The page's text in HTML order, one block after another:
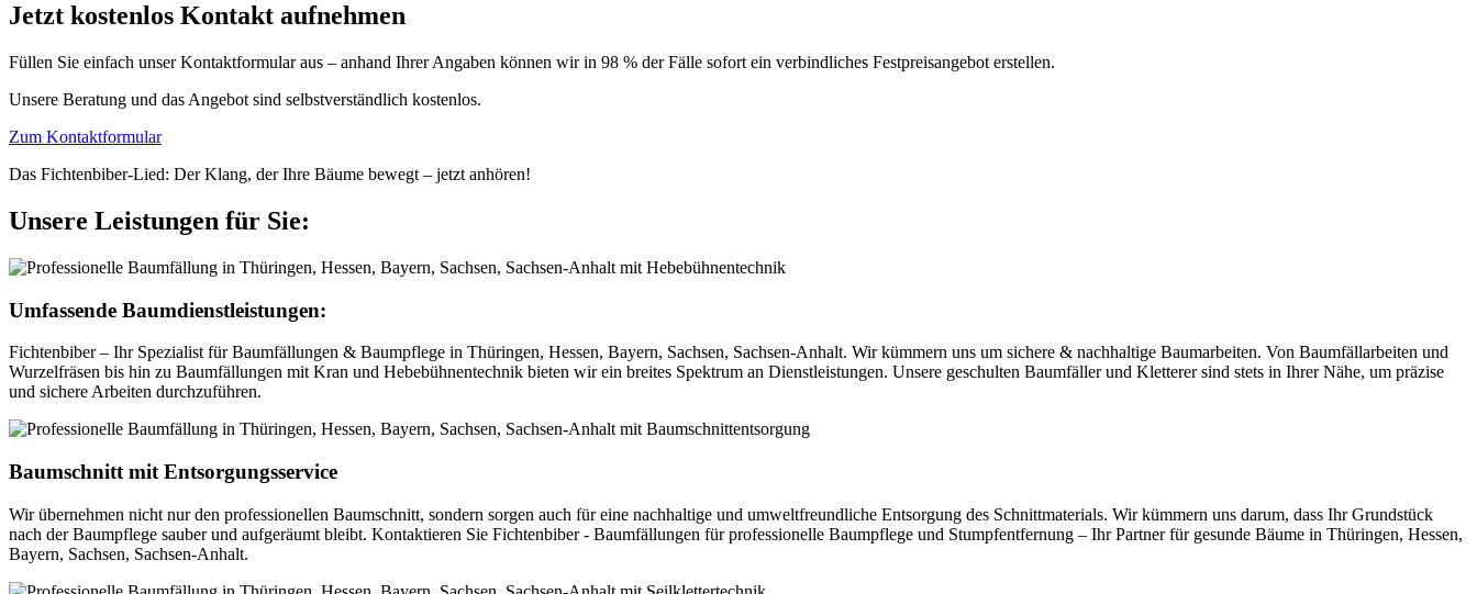
Jetzt kostenlos Kontakt aufnehmen
Füllen Sie einfach unser Kontaktformular aus – anhand Ihrer Angaben können wir in 98 % der Fälle sofort ein verbindliches Festpreisangebot erstellen.
Unsere Beratung und das Angebot sind selbstverständlich kostenlos.
Zum Kontaktformular
Das Fichtenbiber-Lied: Der Klang, der Ihre Bäume bewegt – jetzt anhören!
Unsere Leistungen für Sie:
Umfassende Baumdienstleistungen:
Fichtenbiber – Ihr Spezialist für Baumfällungen & Baumpflege in Thüringen, Hessen, Bayern, Sachsen, Sachsen-Anhalt. Wir kümmern uns um sichere & nachhaltige Baumarbeiten. Von Baumfällarbeiten und
Wurzelfräsen bis hin zu Baumfällungen mit Kran und Hebebühnentechnik bieten wir ein breites Spektrum an Dienstleistungen. Unsere geschulten Baumfäller und Kletterer sind stets in Ihrer Nähe, um präzise
und sichere Arbeiten durchzuführen.
Baumschnitt mit Entsorgungsservice
Wir übernehmen nicht nur den professionellen Baumschnitt, sondern sorgen auch für eine nachhaltige und umweltfreundliche Entsorgung des Schnittmaterials. Wir kümmern uns darum, dass Ihr Grundstück
nach der Baumpflege sauber und aufgeräumt bleibt. Kontaktieren Sie Fichtenbiber - Baumfällungen für professionelle Baumpflege und Stumpfentfernung – Ihr Partner für gesunde Bäume in Thüringen, Hessen,
Bayern, Sachsen, Sachsen-Anhalt.